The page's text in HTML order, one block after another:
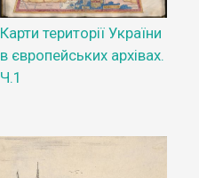
Карти території України
в європейських архівах.
Ч.1